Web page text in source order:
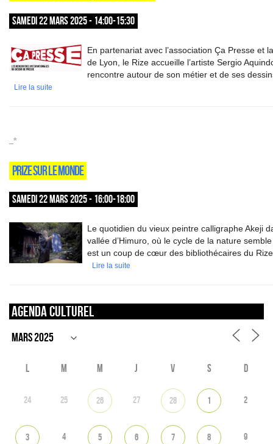
SAMEDI 22 MARS 2025 - 14:00-15:30
En partenariat avec l’association Ça Presse et
de Lyon, le Rize accueille l’artiste Sergio
rencontre autour de son métier et de ses
Lire la suite
_*
PRIZE SUR LE MONDE
SAMEDI 22 MARS 2025 - 16:00-18:00
Le quotidien du vieux peintre calligraphe Akeji
vallée d’Himuro, où le cycle de la nature
est un coup de cœur des bibliothécaires du
Lire la suite
Agenda culturel
L M M J V S D
24 25 26 27 28 1 2
3 4 5 6 7 8 9